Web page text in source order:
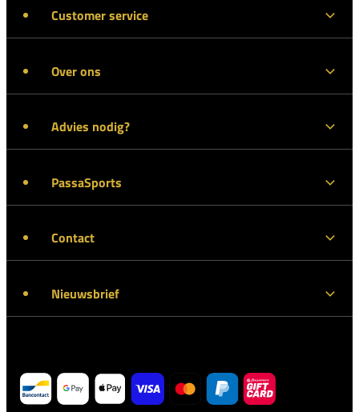
Customer service
Over ons
Advies nodig?
PassaSports
Contact
Nieuwsbrief